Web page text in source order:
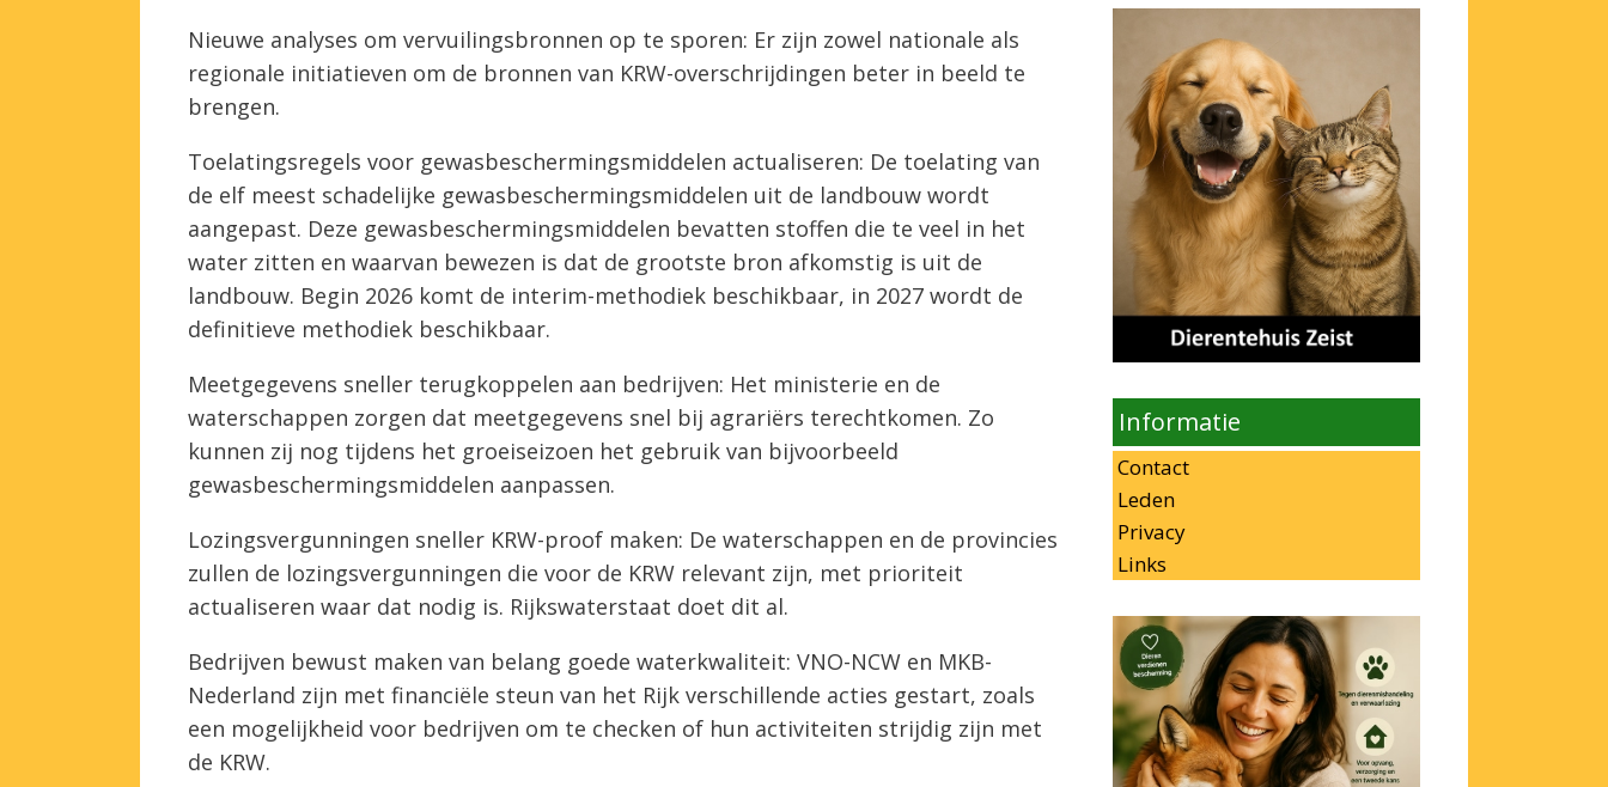
Nieuwe analyses om vervuilingsbronnen op te sporen: Er zijn zowel nationale als
regionale initiatieven om de bronnen van KRW-overschrijdingen beter in beeld te
brengen.
Toelatingsregels voor gewasbeschermingsmiddelen actualiseren: De toelating van
de elf meest schadelijke gewasbeschermingsmiddelen uit de landbouw wordt
aangepast. Deze gewasbeschermingsmiddelen bevatten stoffen die te veel in het
water zitten en waarvan bewezen is dat de grootste bron afkomstig is uit de
landbouw. Begin 2026 komt de interim-methodiek beschikbaar, in 2027 wordt de
definitieve methodiek beschikbaar.
Meetgegevens sneller terugkoppelen aan bedrijven: Het ministerie en de
waterschappen zorgen dat meetgegevens snel bij agrariërs terechtkomen. Zo
kunnen zij nog tijdens het groeiseizoen het gebruik van bijvoorbeeld
gewasbeschermingsmiddelen aanpassen.
Lozingsvergunningen sneller KRW-proof maken: De waterschappen en de provincies
zullen de lozingsvergunningen die voor de KRW relevant zijn, met prioriteit
actualiseren waar dat nodig is. Rijkswaterstaat doet dit al.
Bedrijven bewust maken van belang goede waterkwaliteit: VNO-NCW en MKB-
Nederland zijn met financiële steun van het Rijk verschillende acties gestart, zoals
een mogelijkheid voor bedrijven om te checken of hun activiteiten strijdig zijn met
de KRW.
Informatie
Contact
Leden
Privacy
Links